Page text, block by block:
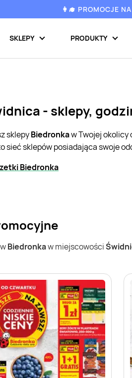
👩‍🎓 PROMOCJE
SKLEPY PRODUKTY
- sklepy,
sklepyBiedronkaw Twojej
sieć sklepów posiadająca swoje
Biedronka
Biedronkaw miejscowości